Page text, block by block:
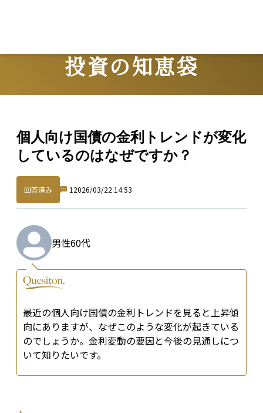
投資の知恵袋
個人向け国債の金利トレンドが変化
しているのはなぜですか？
回答済み 1 2026/03/22 14:53
男性60代
最近の個人向け国債の金利トレンドを見ると上昇傾
向にありますが、なぜこのような変化が起きている
のでしょうか。金利変動の要因と今後の見通しにつ
いて知りたいです。